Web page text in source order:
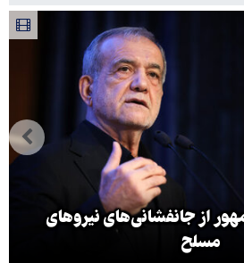
از جانفشانی‌های نیروهای
مسلح